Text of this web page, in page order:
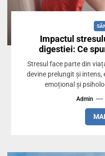
Impactul
digestiei: Ce
Stresul face parte din
devine prelungit și intens,
emoțional și
Admin